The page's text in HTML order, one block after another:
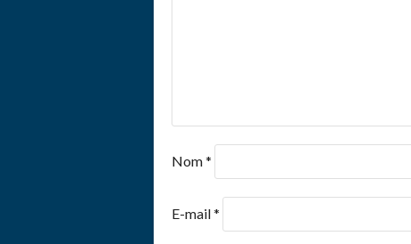
Nom*
E-mail*